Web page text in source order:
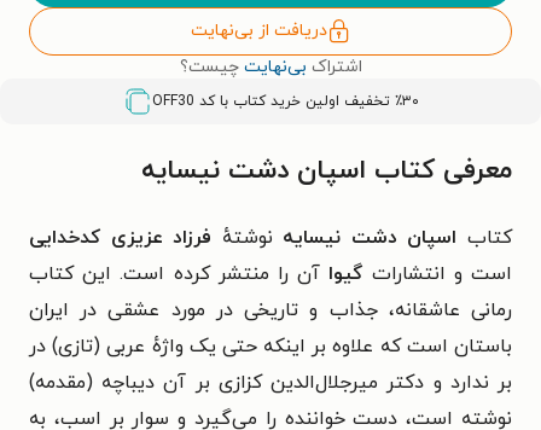
دریافت از بی‌نهایت
اشتراک بی‌نهایت چیست؟
٪۳۰ تخفیف اولین خرید کتاب با کد OFF30
معرفی کتاب اسپان دشت نیسایه
کتاباسپان دشت نیسایه نوشتهٔ فرزاد عزیزی کدخدایی
است و انتشارات گیوا آن را منتشر کرده است. این کتاب
رمانی عاشقانه، جذاب و تاریخی در مورد عشقی در ایران
باستان است که علاوه بر اینکه حتی یک واژه‌ٔ عربی (تازی) در
بر ندارد و دکتر میرجلال‌الدین کزازی بر آن دیباچه (مقدمه)
نوشته است، دست خواننده را می‌گیرد و سوار بر اسب، به